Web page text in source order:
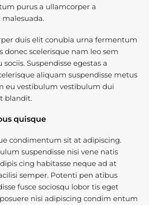
purus a ullamcorper a
duis elit conubia urna fermentum
donec scelerisque nam leo sem
Suspendisse egestas a
aliquam suspendisse metus
eu vestibulum vestibulum dui
blandit.
quisque
condimentum sit at adipiscing.
suspendisse nisi vene natis
cing habitasse neque ad at
semper. Potenti pen atibus
fusce sociosqu lobor tis eget
nisi adipiscing condim entum